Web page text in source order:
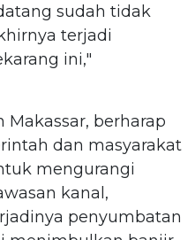
sudah tidak
terjadi
ini,"
berharap
dan masyarakat
mengurangi
kanal,
penyumbatan